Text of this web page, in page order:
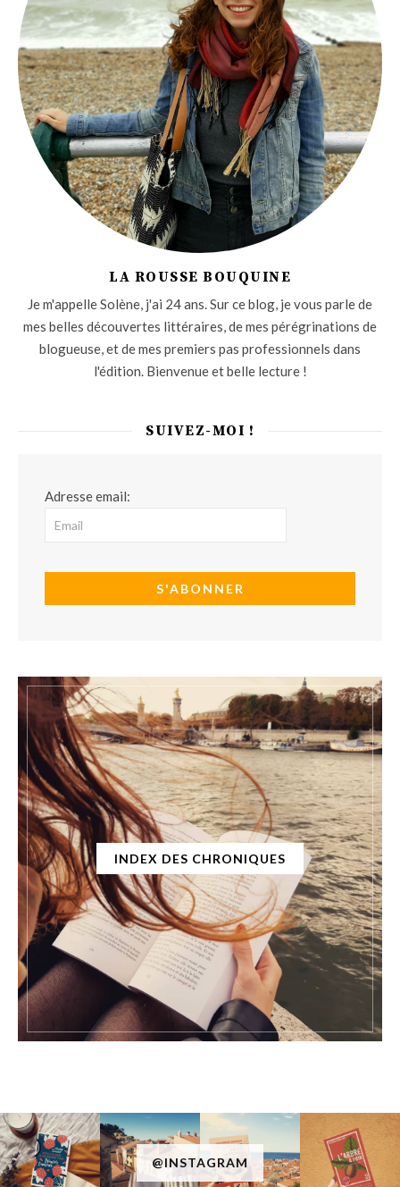
LA ROUSSE BOUQUINE
Je m'appelle Solène, j'ai 24 ans. Sur ce blog, je vous parle de
mes belles découvertes littéraires, de mes pérégrinations de
blogueuse, et de mes premiers pas professionnels dans
l'édition. Bienvenue et belle lecture !
SUIVEZ-MOI !
Adresse email:
INDEX DES CHRONIQUES
@INSTAGRAM